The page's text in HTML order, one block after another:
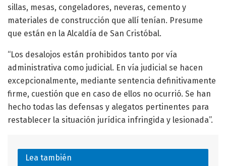
sillas, mesas, congeladores, neveras, cemento y
materiales de construcción que allí tenían. Presume
que están en la Alcaldía de San Cristóbal.
“Los desalojos están prohibidos tanto por vía
administrativa como judicial. En vía judicial se hacen
excepcionalmente, mediante sentencia definitivamente
firme, cuestión que en caso de ellos no ocurrió. Se han
hecho todas las defensas y alegatos pertinentes para
restablecer la situación jurídica infringida y lesionada”.
Lea también